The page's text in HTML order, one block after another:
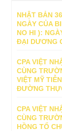
NHẬT BẢN
NGÀY CỦA
NO HI ):
ĐẠI DƯƠNG
CPA VIỆT
CÙNG
VIỆT MỸ
ĐƯỜNG
CPA VIỆT
CÙNG
HỒNG TỔ